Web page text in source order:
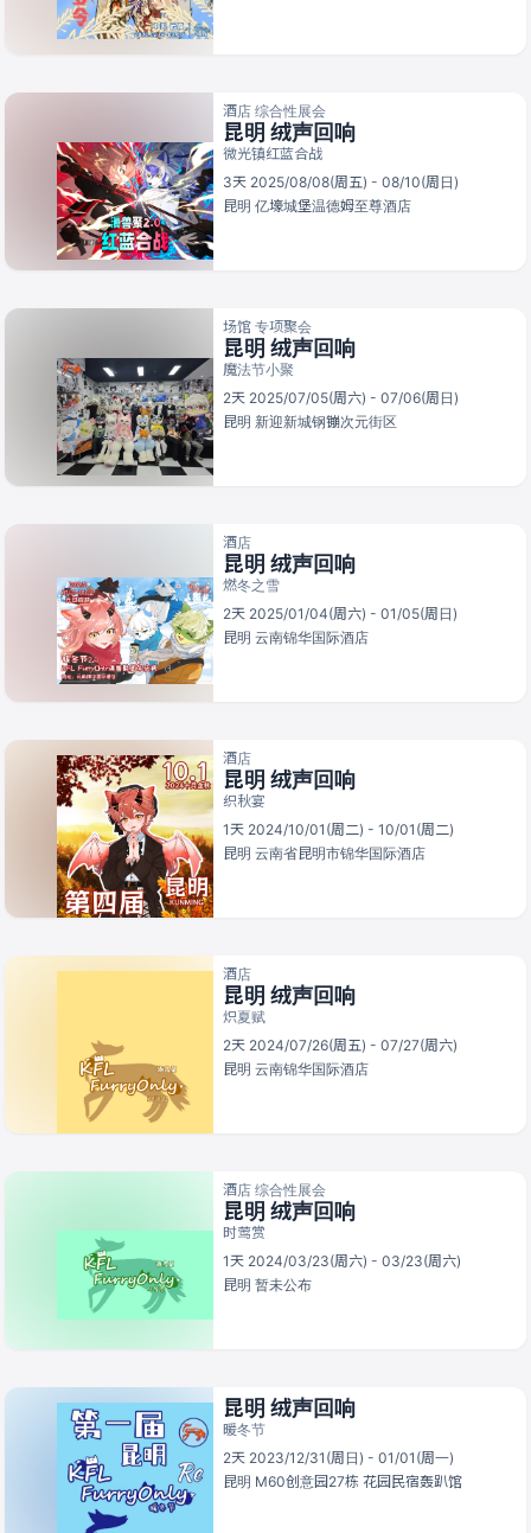
酒店 综合性展会
昆明 绒声回响
微光镇红蓝合战
3天 2025/08/08(周五) - 08/10(周日)
昆明 亿壕城堡温德姆至尊酒店
场馆 专项聚会
昆明 绒声回响
魔法节小聚
2天 2025/07/05(周六) - 07/06(周日)
昆明 新迎新城钢镚次元街区
酒店
昆明 绒声回响
燃冬之雪
2天 2025/01/04(周六) - 01/05(周日)
昆明 云南锦华国际酒店
酒店
昆明 绒声回响
织秋宴
1天 2024/10/01(周二) - 10/01(周二)
昆明 云南省昆明市锦华国际酒店
酒店
昆明 绒声回响
炽夏赋
2天 2024/07/26(周五) - 07/27(周六)
昆明 云南锦华国际酒店
酒店 综合性展会
昆明 绒声回响
时莺赏
1天 2024/03/23(周六) - 03/23(周六)
昆明 暂未公布
昆明 绒声回响
暖冬节
2天 2023/12/31(周日) - 01/01(周一)
昆明 M60创意园27栋 花园民宿轰趴馆